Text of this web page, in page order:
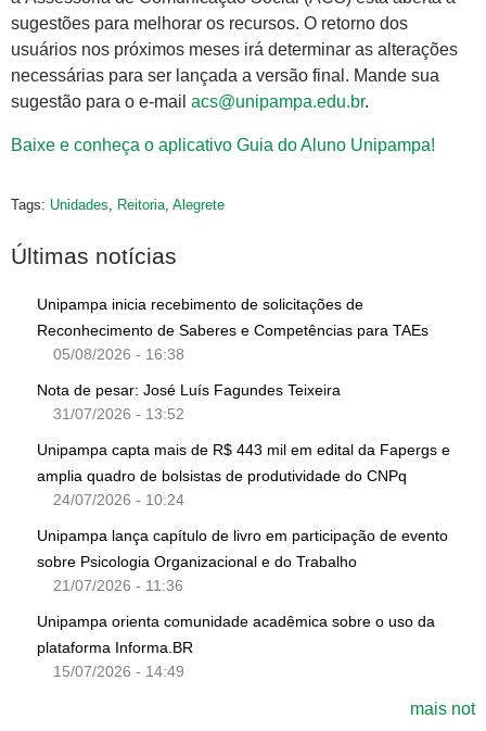
sugestões para melhorar os recursos. O retorno dos
usuários nos próximos meses irá determinar as alterações
necessárias para ser lançada a versão final. Mande sua
sugestão para o e-mail acs@unipampa.edu.br.
Baixe e conheça o aplicativo Guia do Aluno Unipampa!
Tags: Unidades Reitoria Alegrete
Últimas notícias
Unipampa inicia recebimento de solicitações de
Reconhecimento de Saberes e Competências para TAEs
05/08/2026 - 16:38
Nota de pesar: José Luís Fagundes Teixeira
31/07/2026 - 13:52
Unipampa capta mais de R$ 443 mil em edital da Fapergs e
amplia quadro de bolsistas de produtividade do CNPq
24/07/2026 - 10:24
Unipampa lança capítulo de livro em participação de evento
sobre Psicologia Organizacional e do Trabalho
21/07/2026 - 11:36
Unipampa orienta comunidade acadêmica sobre o uso da
plataforma Informa.BR
15/07/2026 - 14:49
mais not